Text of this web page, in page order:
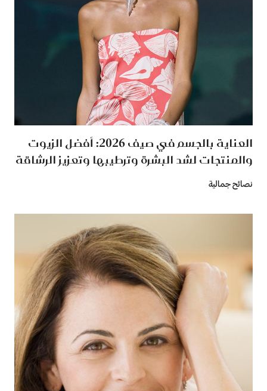
العناية بالجسم في صيف 2026: أفضل الزيوت
والمنتجات لشد البشرة وترطيبها وتعزيز الرشاقة
نصائح جمالية